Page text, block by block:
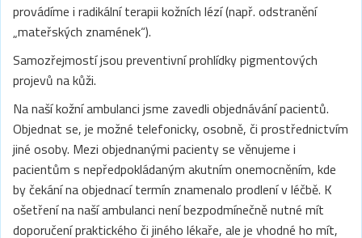
provádíme i radikální terapii kožních lézí (např. odstranění
„mateřských znamének“).
Samozřejmostí jsou preventivní prohlídky pigmentových
projevů na kůži.
Na naší kožní ambulanci jsme zavedli objednávání pacientů.
Objednat se, je možné telefonicky, osobně, či prostřednictvím
jiné osoby. Mezi objednanými pacienty se věnujeme i
pacientům s nepředpokládaným akutním onemocněním, kde
by čekání na objednací termín znamenalo prodlení v léčbě. K
ošetření na naší ambulanci není bezpodmínečně nutné mít
doporučení praktického či jiného lékaře, ale je vhodné ho mít,